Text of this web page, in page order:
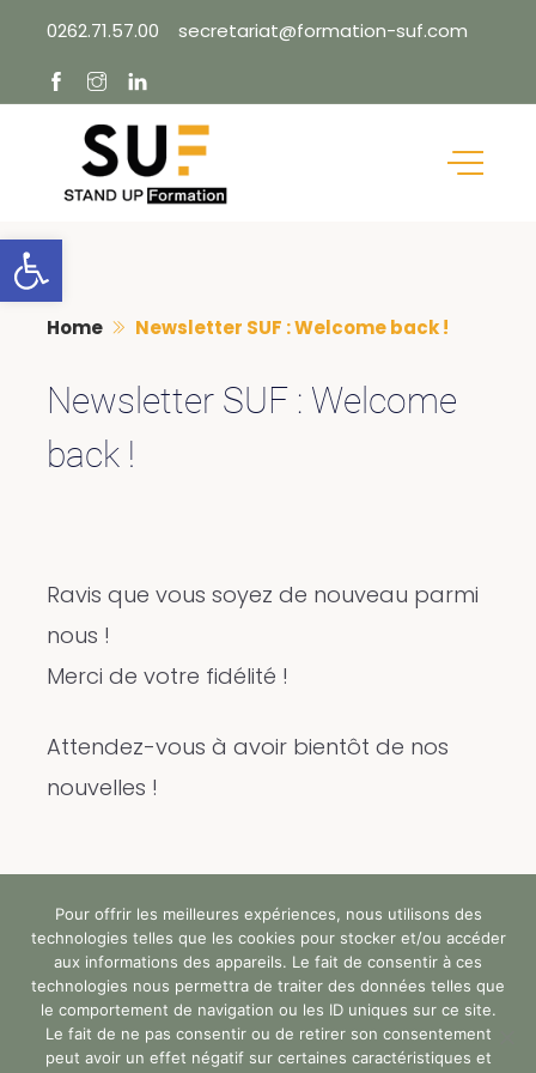
Ouvrir la barre d’outils
content
0262.71.57.00 secretariat@formation-suf.com
Home Newsletter SUF : Welcome back !
Newsletter SUF : Welcome
back !
Ravis que vous soyez de nouveau parmi
nous !
Merci de votre fidélité !
Attendez-vous à avoir bientôt de nos
nouvelles !
Tous droits réservés (c) StandUp Formation (y)
2024 |
Faq Accessibilité
Rgpd
Pour offrir les meilleures expériences, nous utilisons des
technologies telles que les cookies pour stocker et/ou accéder
aux informations des appareils. Le fait de consentir à ces
technologies nous permettra de traiter des données telles que
le comportement de navigation ou les ID uniques sur ce site.
Le fait de ne pas consentir ou de retirer son consentement
peut avoir un effet négatif sur certaines caractéristiques et